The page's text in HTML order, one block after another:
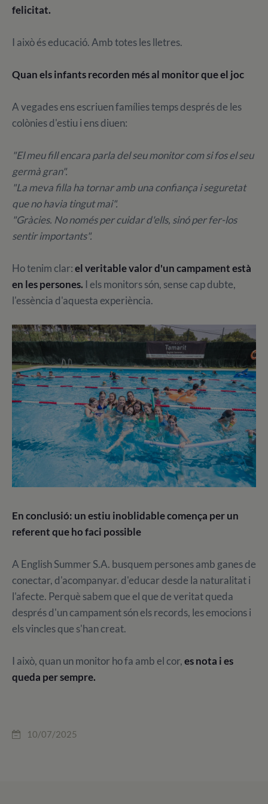
felicitat.
I això és educació. Amb totes les lletres.
Quan els infants recorden més al monitor que el joc
A vegades ens escriuen famílies temps després de les
colònies d'estiu i ens diuen:
"El meu fill encara parla del seu monitor com si fos el seu
germà gran".
"La meva filla ha tornar amb una confiança i seguretat
que no havia tingut mai".
"Gràcies. No només per cuidar d'ells, sinó per fer-los
sentir importants".
Ho tenim clar:el veritable valor d'un campament està
en les persones. I els monitors són, sense cap dubte,
l'essència d'aquesta experiència.
En conclusió: un estiu inoblidable comença per un
referent que ho faci possible
A English Summer S.A. busquem persones amb ganes de
conectar, d'acompanyar. d'educar desde la naturalitat i
l'afecte. Perquè sabem que el que de veritat queda
després d'un campament són els records, les emocions i
els vincles que s'han creat.
I això, quan un monitor ho fa amb el cor,es nota i es
queda per sempre.
10/07/2025